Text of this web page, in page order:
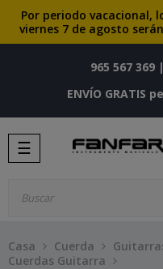
Por periodo vacacional,
viernes 7 de agosto
965 567 369|
ENVÍO GRATIS
Navegación
de
☰
Casa Cuerda
Cuerdas Guitarra